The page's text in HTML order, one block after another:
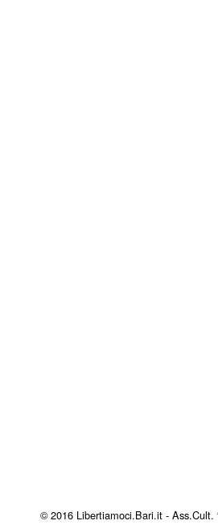
© 2016 Libertiamoci.Bari.it - Ass.Cult.